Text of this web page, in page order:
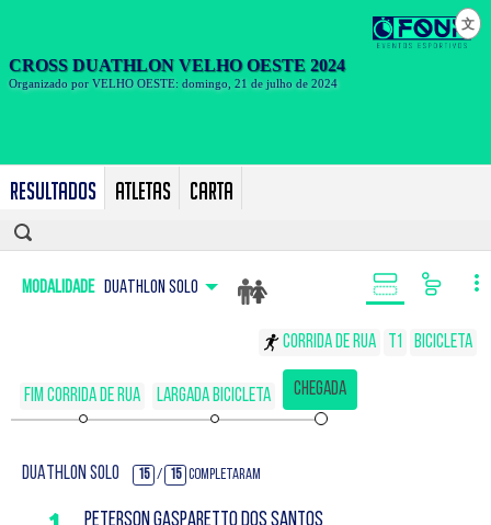
Resultados Atletas Carta
文
Modalidade DUATHLON SOLO
Corrida de rua T1 Bicicleta
Fim Corrida de rua Largada Bicicleta Chegada
DUATHLON SOLO 15 / 15 Completaram